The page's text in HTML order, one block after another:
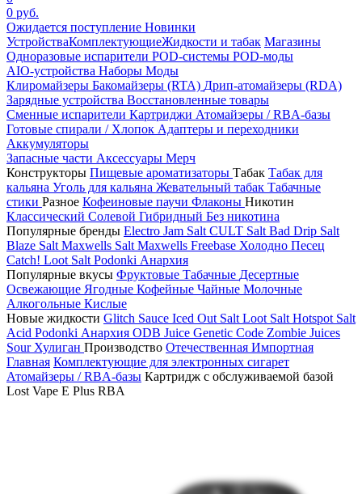
0 руб.
Ожидается поступление Новинки
УстройстваКомплектующиеЖидкости и табак Магазины
Одноразовые испарители POD-системы POD-моды
AIO-устройства Наборы Моды
Клиромайзеры Бакомайзеры (RTA) Дрип-атомайзеры (RDA)
Зарядные устройства Восстановленные товары
Сменные испарители Картриджи Атомайзеры / RBA-базы
Готовые спирали / Хлопок Адаптеры и переходники
Аккумуляторы
Запасные части Аксессуары Мерч
Конструкторы Пищевые ароматизаторы Табак Табак для
кальяна Уголь для кальяна Жевательный табак Табачные
стики Разное Кофеиновые паучи Флаконы Никотин
Классический Солевой Гибридный Без никотина
Популярные бренды Electro Jam Salt CULT Salt Bad Drip Salt
Blaze Salt Maxwells Salt Maxwells Freebase Холодно Песец
Catch! Loot Salt Podonki Анархия
Популярные вкусы Фруктовые Табачные Десертные
Освежающие Ягодные Кофейные Чайные Молочные
Алкогольные Кислые
Новые жидкости Glitch Sauce Iced Out Salt Loot Salt Hotspot Salt
Acid Podonki Анархия ODB Juice Genetic Code Zombie Juices
Sour Хулиган Производство Отечественная Импортная
Главная Комплектующие для электронных сигарет
Атомайзеры / RBA-базы Картридж с обслуживаемой базой
Lost Vape E Plus RBA